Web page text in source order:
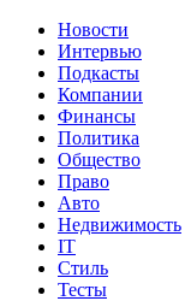
Новости
Интервью
Подкасты
Компании
Финансы
Политика
Общество
Право
Авто
Недвижимость
IT
Стиль
Тесты